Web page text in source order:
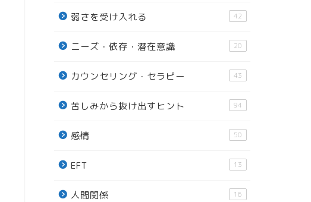
弱さを受け入れる 42
ニーズ・依存・潜在意識 20
カウンセリング・セラピー 43
苦しみから抜け出すヒント 94
感情 50
EFT 13
人間関係 16